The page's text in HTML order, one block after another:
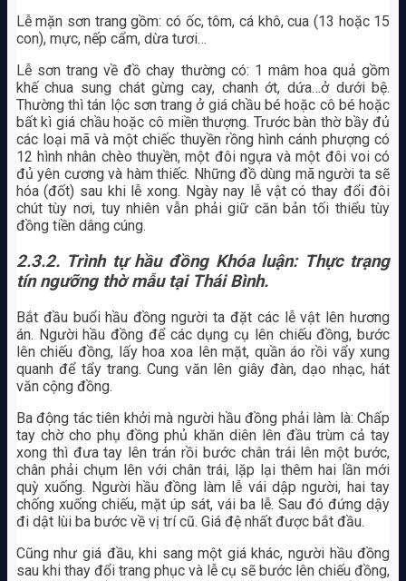
Lễ mặn sơn trang gồm: có ốc, tôm, cá khô, cua (13 hoặc 15
con), mực, nếp cẩm, dừa tươi…
Lễ sơn trang về đồ chay thường có: 1 mâm hoa quả gồm
khế chua sung chát gừng cay, chanh ớt, dứa…ở dưới bệ.
Thường thì tán lộc sơn trang ở giá chầu bé hoặc cô bé hoặc
bất kì giá chầu hoặc cô miền thượng. Trước bàn thờ bầy đủ
các loại mã và một chiếc thuyền rồng hình cánh phượng có
12 hình nhân chèo thuyền, một đôi ngựa và một đôi voi có
đủ yên cương và hàm thiếc. Những đồ dùng mã người ta sẽ
hóa (đốt) sau khi lễ xong. Ngày nay lễ vật có thay đổi đôi
chút tùy nơi, tuy nhiên vẫn phải giữ căn bản tối thiểu tùy
đồng tiền dâng cúng.
2.3.2. Trình tự hầu đồng Khóa luận: Thực trạng
tín ngưỡng thờ mẫu tại Thái Bình.
Bắt đầu buổi hầu đồng người ta đặt các lễ vật lên hương
án. Người hầu đồng để các dụng cụ lên chiếu đồng, bước
lên chiếu đồng, lấy hoa xoa lên mặt, quần áo rồi vẩy xung
quanh để tẩy trang. Cung văn lên giây đàn, dạo nhạc, hát
văn cộng đồng.
Ba động tác tiên khởi mà người hầu đồng phải làm là: Chấp
tay chờ cho phụ đồng phủ khăn diên lên đầu trùm cả tay
xong thì đưa tay lên trán rồi bước chân trái lên một bước,
chân phải chụm lên với chân trái, lặp lại thêm hai lần mới
quỳ xuống. Người hầu đồng làm lễ vái dập người, hai tay
chống xuống chiếu, mặt úp sát, vái ba lễ. Sau đó đứng dậy
đi dật lùi ba bước về vị trí cũ. Giá đệ nhất được bắt đầu.
Cũng như giá đầu, khi sang một giá khác, người hầu đồng
sau khi thay đổi trang phục và lễ cụ sẽ bước lên chiếu đồng,